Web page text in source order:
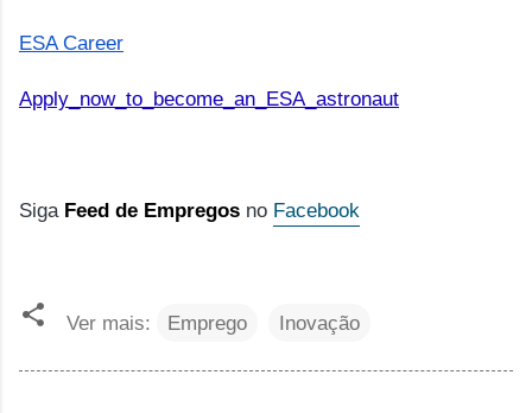
ESA Career
Apply_now_to_become_an_ESA_astronaut
Siga Feed de Empregos no Facebook
Ver mais: Emprego Inovação